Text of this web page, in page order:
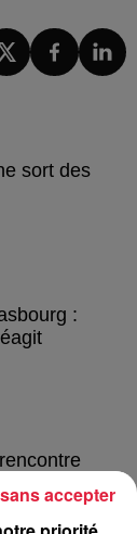
sort des
:
accepter